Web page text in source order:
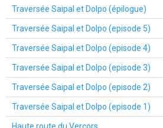
Traversée Saipal et Dolpo (épilogue)
Traversée Saipal et Dolpo (episode 5)
Traversée Saipal et Dolpo (episode 4)
Traversée Saipal et Dolpo (episode 3)
Traversée Saipal et Dolpo (episode 2)
Traversée Saipal et Dolpo (episode 1)
Haute route du Vercors